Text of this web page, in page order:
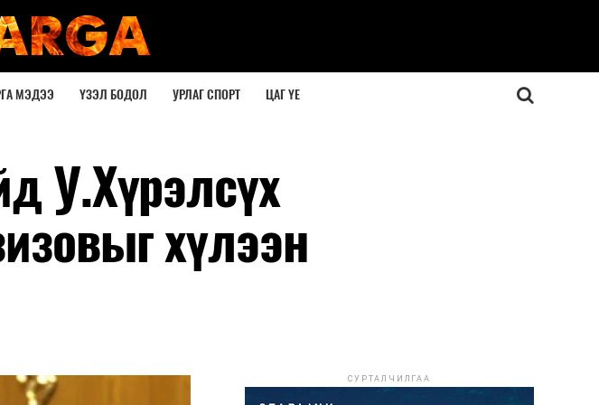
МЭДЭЭ ҮЗЭЛ БОДОЛ УРЛАГ СПОРТ ЦАГ ҮЕ
У.Хүрэлсүх
хүлээн
СУРТАЛЧИЛГАА